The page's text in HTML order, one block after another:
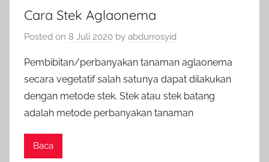
Cara Stek Aglaonema
Posted on 8 Juli 2020 by abdurrosyid
Pembibitan/perbanyakan tanaman aglaonema
secara vegetatif salah satunya dapat dilakukan
dengan metode stek. Stek atau stek batang
adalah metode perbanyakan tanaman
Baca